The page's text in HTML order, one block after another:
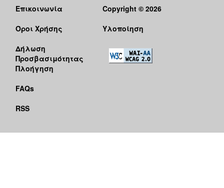
Επικοινωνία
Όροι Χρήσης
Δήλωση
Προσβασιμότητας
Πλοήγηση
FAQs
RSS
Copyright © 2026
Υλοποίηση